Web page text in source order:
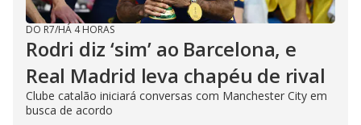
DO R7/HÁ 4 HORAS
Rodri diz ‘sim’ ao Barcelona, e
Real Madrid leva chapéu de rival
Clube catalão iniciará conversas com Manchester City em
busca de acordo